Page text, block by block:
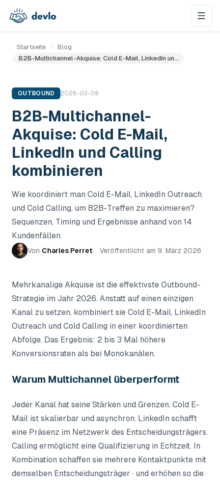
Startseite ›
Blog
›
B2B-Multichannel-Akquise: Cold E-Mail, LinkedIn un…
OUTBOUND 2026-03-09
B2B-Multichannel-
Akquise: Cold E-Mail,
LinkedIn und Calling
kombinieren
Wie koordiniert man Cold E-Mail, LinkedIn Outreach
und Cold Calling, um B2B-Treffen zu maximieren?
Sequenzen, Timing und Ergebnisse anhand von 14
Kundenfällen.
Von Charles Perret Veröffentlicht am 9. März 2026
Mehrkanalige Akquise ist die effektivste Outbound-
Strategie im Jahr 2026. Anstatt auf einen einzigen
Kanal zu setzen, kombiniert sie Cold E-Mail, LinkedIn
Outreach und Cold Calling in einer koordinierten
Abfolge. Das Ergebnis: 2 bis 3 Mal höhere
Konversionsraten als bei Monokanälen.
Warum Multichannel überperformt
Jeder Kanal hat seine Stärken und Grenzen. Cold E-
Mail ist skalierbar und asynchron. LinkedIn schafft
eine Präsenz im Netzwerk des Entscheidungsträgers.
Calling ermöglicht eine Qualifizierung in Echtzeit. In
Kombination schaffen sie mehrere Kontaktpunkte mit
demselben Entscheidungsträger · und erhöhen so die